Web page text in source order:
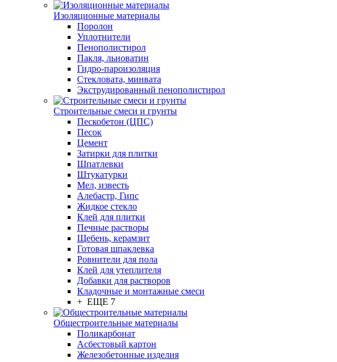
Изоляционные материалы
Поролон
Уплотнители
Пенополистирол
Пакля, льноватин
Гидро-пароизоляция
Стекловата, минвата
Экструдированный пенополистирол
Строительные смеси и грунты
Пескобетон (ЦПС)
Песок
Цемент
Затирки для плитки
Шпатлевки
Штукатурки
Мел, известь
Алебастр, Гипс
Жидкое стекло
Клей для плитки
Печные растворы
Щебень, керамзит
Готовая шпаклевка
Ровнители для пола
Клей для утеплителя
Добавки для растворов
Кладочные и монтажные смеси
+ ЕЩЕ 7
Общестроительные материалы
Поликарбонат
Асбестовый картон
Железобетонные изделия